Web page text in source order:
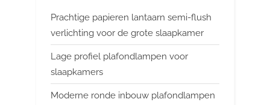
Prachtige papieren lantaarn semi-flush
verlichting voor de grote slaapkamer
Lage profiel plafondlampen voor
slaapkamers
Moderne ronde inbouw plafondlampen